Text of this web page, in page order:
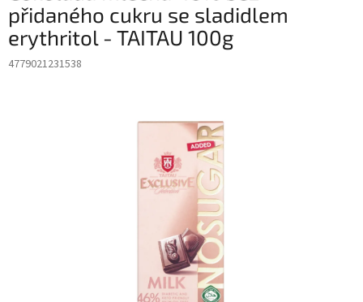
přidaného cukru se sladidlem
erythritol - TAITAU 100g
4779021231538